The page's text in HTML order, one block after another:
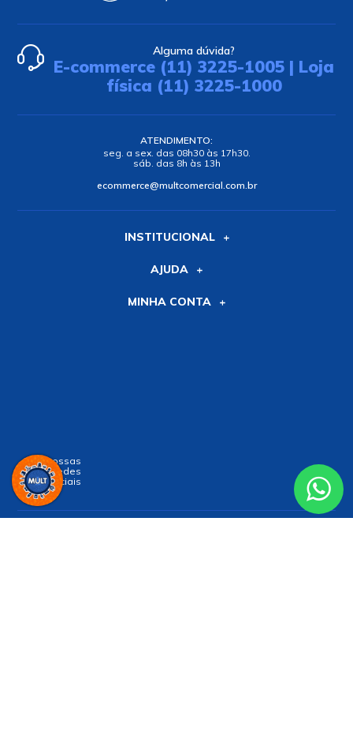
Alguma dúvida?
E-commerce (11) 3225-1005 | Loja
física (11) 3225-1000
ATENDIMENTO:
seg. a sex. das 08h30 às 17h30.
sáb. das 8h às 13h
ecommerce@multcomercial.com.br
INSTITUCIONAL
AJUDA
MINHA CONTA
Siga nossas
Redes
Sociais